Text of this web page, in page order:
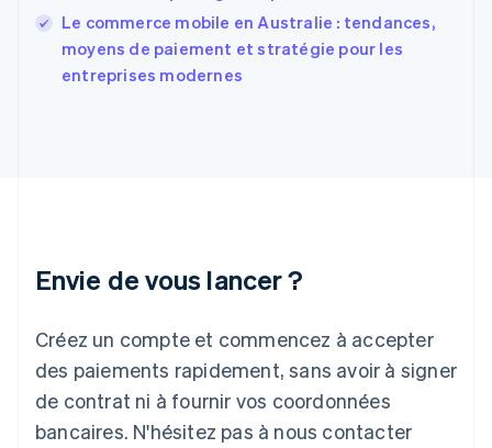
Le commerce mobile en Australie : tendances,
moyens de paiement et stratégie pour les
entreprises modernes
Envie de vous lancer ?
Créez un compte et commencez à accepter
des paiements rapidement, sans avoir à signer
de contrat ni à fournir vos coordonnées
bancaires. N'hésitez pas à nous contacter
Gibraltar
English
Grèce
English
Japon
Lettonie
English
Liechtenstein
DeutschEnglish
Lituanie